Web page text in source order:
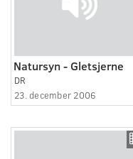
Natursyn - Gletsjerne
DR
23. december 2006